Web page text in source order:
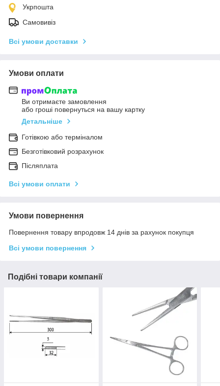
Укрпошта
Самовивіз
Всі умови доставки
Умови оплати
Ви отримаєте замовлення
або гроші повернуться на вашу картку
Детальніше
Готівкою або терміналом
Безготівковий розрахунок
Післяплата
Всі умови оплати
Умови повернення
Повернення товару впродовж 14 днів за рахунок покупця
Всі умови повернення
Подібні товари компанії